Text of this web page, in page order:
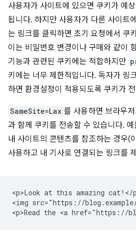
사용자가 사이트에 있으면 쿠키가 예
됩니다. 하지만 사용자가 다른 사이트
는 링크를 클릭하면 초기 요청에서 쿠
이는 비밀번호 변경이나 구매와 같이
기능과 관련된 쿠키에는 적합하지만
키에는 너무 제한적입니다. 독자가 링
하면 환경설정이 적용되도록 쿠키가
SameSite=Lax 를 사용하면 브라우
과 함께 쿠키를 전송할 수 있습니다.
내 사이트의 콘텐츠를 참조하는 경우(
사용하고 내 기사로 연결되는 링크를
<p>Look at this amazing cat!</
<img src="https://